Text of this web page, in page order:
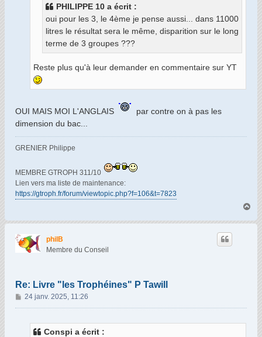
PHILIPPE 10 a écrit :
oui pour les 3, le 4ème je pense aussi... dans 11000
litres le résultat sera le même, disparition sur le long
terme de 3 groupes ???
Reste plus qu'à leur demander en commentaire sur YT
OUI MAIS MOI L'ANGLAIS
par contre on à pas les
dimension du bac...
GRENIER Philippe
MEMBRE GTROPH 311/10
Lien vers ma liste de maintenance:
https://gtroph.fr/forum/viewtopic.php?f=106&t=7823
u
philB
Membre du Conseil
Re: Livre "les Trophéines" P Tawill
M
e
24 janv. 2025, 11:26
Conspi a écrit :